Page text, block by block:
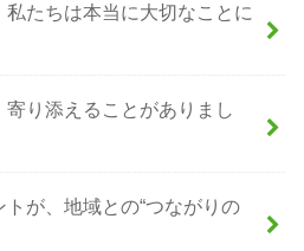
私たちは本当に大切なことに
り添えることがありまし
トが、地域との“つながりの